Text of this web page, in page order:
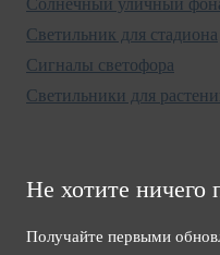
Солнечный уличный
Светильник для стадиона
Сигналы светофора
Светильники для
Не хотите ничего
Получайте первыми